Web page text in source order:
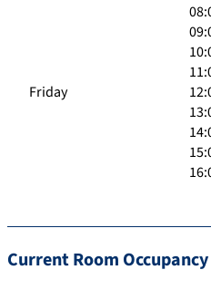
Friday
Current Room Occupancy